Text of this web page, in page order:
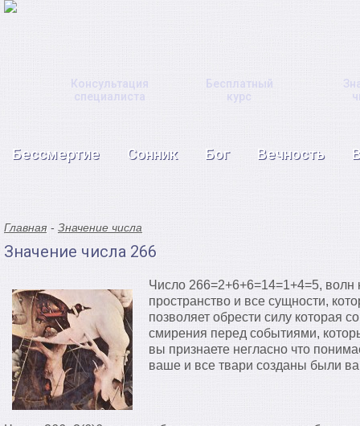
Консультация
специалиста
Бесплатный
курс
Бессмертие Сонник Бог Вечность
Главная Значение числа
Значение числа 266
Число 266=2+6+6=14=1+4=5, волн
пространство и все сущности,
позволяет обрести силу которая
смирения перед событиями,
вы признаете негласно что
ваше и все твари созданы были